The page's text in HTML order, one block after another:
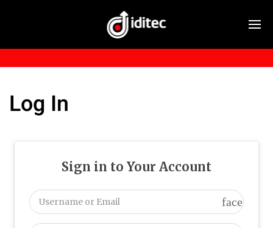
Log In
Sign in to Your Account
face